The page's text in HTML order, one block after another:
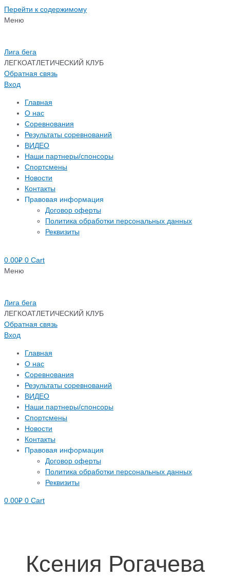
Перейти к содержимому
Меню
Лига бега
ЛЕГКОАТЛЕТИЧЕСКИЙ КЛУБ
Обратная связь
Вход
Главная
О нас
Соревнования
Результаты соревнований
ВИДЕО
Наши партнеры/спонсоры
Спортсмены
Новости
Контакты
Правовая информация
Договор оферты
Политика обработки персональных данных
Реквизиты
0.00₽ 0 Cart
Меню
Лига бега
ЛЕГКОАТЛЕТИЧЕСКИЙ КЛУБ
Обратная связь
Вход
Главная
О нас
Соревнования
Результаты соревнований
ВИДЕО
Наши партнеры/спонсоры
Спортсмены
Новости
Контакты
Правовая информация
Договор оферты
Политика обработки персональных данных
Реквизиты
0.00₽ 0 Cart
Ксения Рогачева